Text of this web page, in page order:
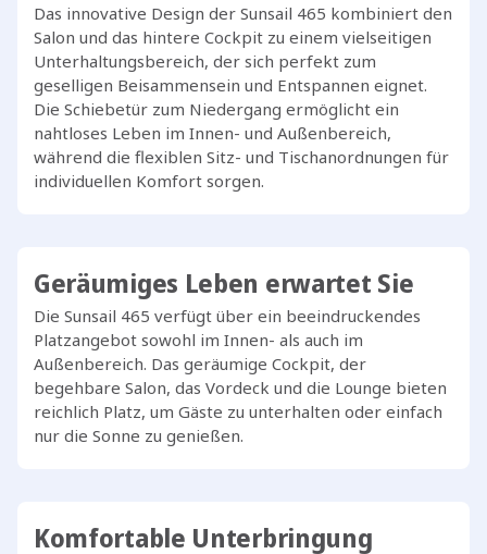
Das innovative Design der Sunsail 465 kombiniert den
Salon und das hintere Cockpit zu einem vielseitigen
Unterhaltungsbereich, der sich perfekt zum
geselligen Beisammensein und Entspannen eignet.
Die Schiebetür zum Niedergang ermöglicht ein
nahtloses Leben im Innen- und Außenbereich,
während die flexiblen Sitz- und Tischanordnungen für
individuellen Komfort sorgen.
Geräumiges Leben erwartet Sie
Die Sunsail 465 verfügt über ein beeindruckendes
Platzangebot sowohl im Innen- als auch im
Außenbereich. Das geräumige Cockpit, der
begehbare Salon, das Vordeck und die Lounge bieten
reichlich Platz, um Gäste zu unterhalten oder einfach
nur die Sonne zu genießen.
Komfortable Unterbringung